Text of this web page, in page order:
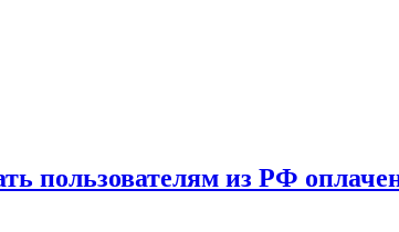
пользователям из РФ